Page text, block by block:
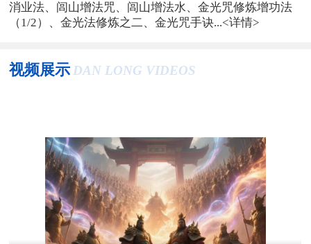
消业法、闾山增法咒、闾山增法水、金光咒修炼增功法
（1/2）、金光法修炼之二、金光咒手诀...<详情>
视频展示 DAN LONG VIDEOS